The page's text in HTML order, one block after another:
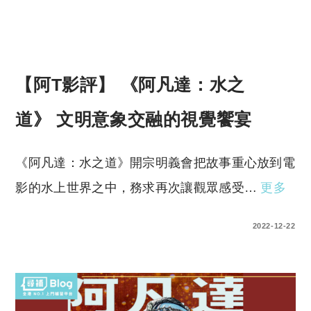
【阿T影評】 《阿凡達：水之
道》 文明意象交融的視覺饗宴
《阿凡達：水之道》開宗明義會把故事重心放到電
影的水上世界之中，務求再次讓觀眾感受… 更多
2022-12-22